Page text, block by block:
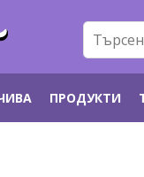
ПРОДУКТИ